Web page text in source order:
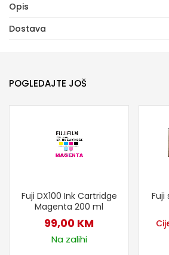
Opis
Dostava
POGLEDAJTE JOŠ
Fuji DX100 Ink Cartridge
Magenta 200 ml
99,00 KM
Na zalihi
Fuji